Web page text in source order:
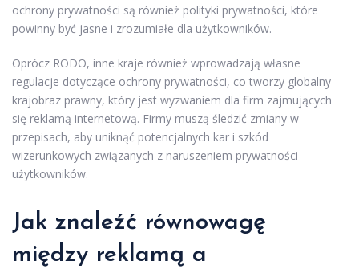
ochrony prywatności są również polityki prywatności, które
powinny być jasne i zrozumiałe dla użytkowników.
Oprócz RODO, inne kraje również wprowadzają własne
regulacje dotyczące ochrony prywatności, co tworzy globalny
krajobraz prawny, który jest wyzwaniem dla firm zajmujących
się reklamą internetową. Firmy muszą śledzić zmiany w
przepisach, aby uniknąć potencjalnych kar i szkód
wizerunkowych związanych z naruszeniem prywatności
użytkowników.
Jak znaleźć równowagę
między reklamą a